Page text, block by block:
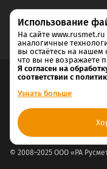
© 2008–2025 ООО «РА
Согласие на обработку и
Политика
Использование
На сайте
аналогичные
вы остаётесь на нашем
что вы не возражаете
Я согласен на
соответствии с
Узнать больше